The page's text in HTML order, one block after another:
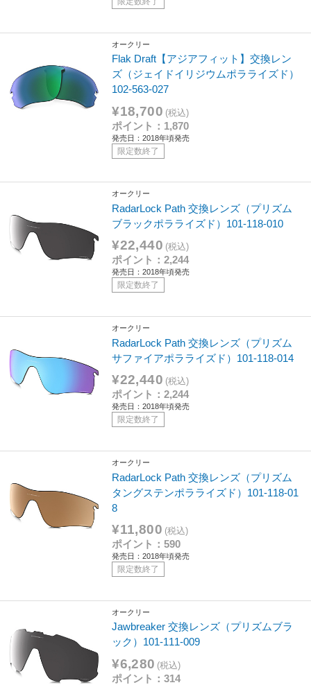
オークリー
Flak Draft【アジアフィット】交換レン
ズ（ジェイドイリジウムポラライズド）
102-563-027
¥18,700 (税込)
ポイント：1,870
発売日：2018年頃発売
限定数終了
オークリー
RadarLock Path 交換レンズ（プリズム
ブラックポラライズド）101-118-010
¥22,440 (税込)
ポイント：2,244
発売日：2018年頃発売
限定数終了
オークリー
RadarLock Path 交換レンズ（プリズム
サファイアポラライズド）101-118-014
¥22,440 (税込)
ポイント：2,244
発売日：2018年頃発売
限定数終了
オークリー
RadarLock Path 交換レンズ（プリズム
タングステンポラライズド）101-118-01
8
¥11,800 (税込)
ポイント：590
発売日：2018年頃発売
限定数終了
オークリー
Jawbreaker 交換レンズ（プリズムブラ
ック）101-111-009
¥6,280 (税込)
ポイント：314